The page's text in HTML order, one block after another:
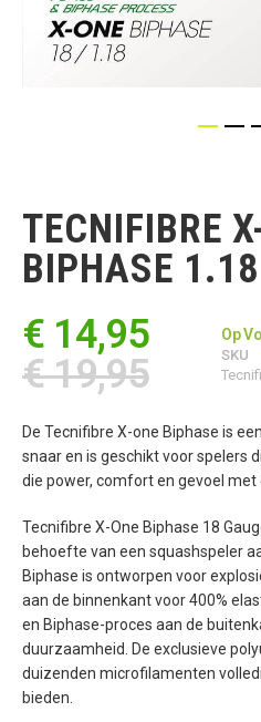
begin
van
de
afbeeldingen-
TECNIFIBRE
BIPHASE
€ 14,95
€ 19,95
Op
SKU
De Tecnifibre X-one Biphase is
snaar en is geschikt voor spelers
die power, comfort en gevoel met
Tecnifibre X-One Biphase 18
behoefte van een squashspeler
Biphase is ontworpen voor
aan de binnenkant voor 400%
en Biphase-proces aan de
duurzaamheid. De exclusieve
duizenden microfilamenten
bieden.